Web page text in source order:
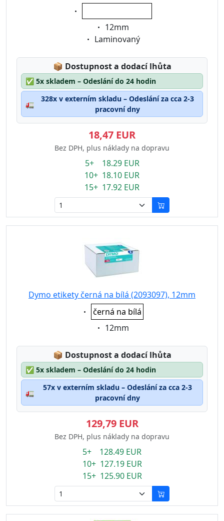
Eigenschaft:
Eigenschaft:
12mm
Eigenschaft:
Laminovaný
📦 Lagerstatus:
Dostupnost a dodací lhůta
✅ 5x skladem – Odeslání do 24 hodin
🚛
328x v externím skladu – Odeslání za cca 2-3
pracovní dny
18,47 EUR
Bez DPH, plus náklady na dopravu
5+ 18.29 EUR
10+ 18.10 EUR
15+ 17.92 EUR
Dymo etikety černá na bílá (2093097), 12mm
Eigenschaft:
černá na bílá
Eigenschaft:
12mm
📦 Lagerstatus:
Dostupnost a dodací lhůta
✅ 5x skladem – Odeslání do 24 hodin
🚛
57x v externím skladu – Odeslání za cca 2-3
pracovní dny
129,79 EUR
Bez DPH, plus náklady na dopravu
5+ 128.49 EUR
10+ 127.19 EUR
15+ 125.90 EUR